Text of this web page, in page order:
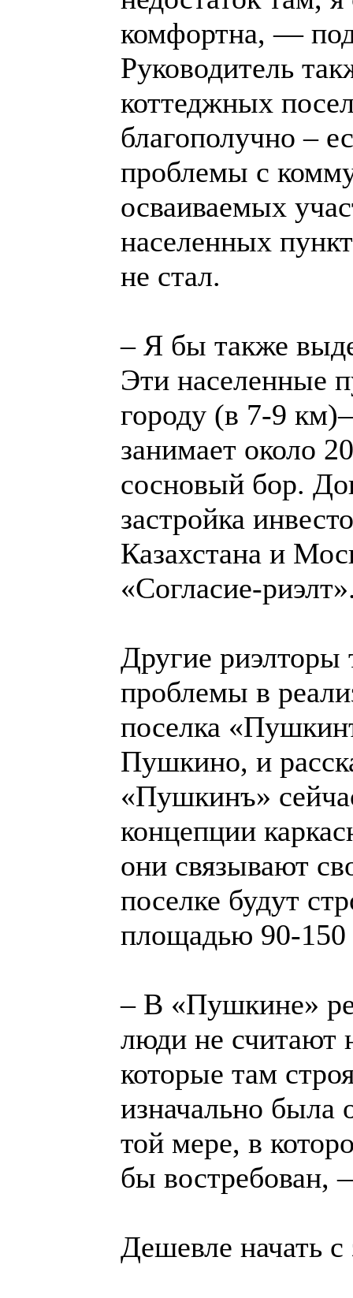
комфортна, —
Руководитель
коттеджных
благополучно –
проблемы с
осваиваемых
населенных
не стал.
– Я бы также
Эти населенные
городу (в 7-9
занимает около
сосновый бор.
застройка
Казахстана и
«Согласие-
Другие риэлторы
проблемы в
поселка
Пушкино, и
«Пушкинъ»
концепции
они связывают
поселке будут
площадью 90-150
– В «Пушкине»
люди не считают
которые там
изначально была
той мере, в
бы
Дешевле начать с